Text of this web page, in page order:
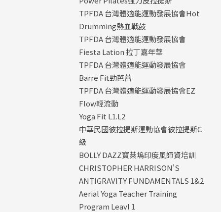
TPFDA 台灣體適能運動發展協會Hot
Drumming熱血戰鼓
TPFDA 台灣體適能運動發展協會
Fiesta Lation 拉丁嘉年華
TPFDA 台灣體適能運動發展協會
Barre Fit勁芭蕾
TPFDA 台灣體適能運動發展協會EZ
Flow輕流動
Yoga Fit L1.L2
中華民國彼拉提斯運動協會彼拉提斯C
級
BOLLY DAZZ寶萊塢印度風師資培訓
CHRISTOPHER HARRISON'S
ANTIGRAVITY FUNDAMENTALS 1&2
Aerial Yoga Teacher Training
Program Leavl 1